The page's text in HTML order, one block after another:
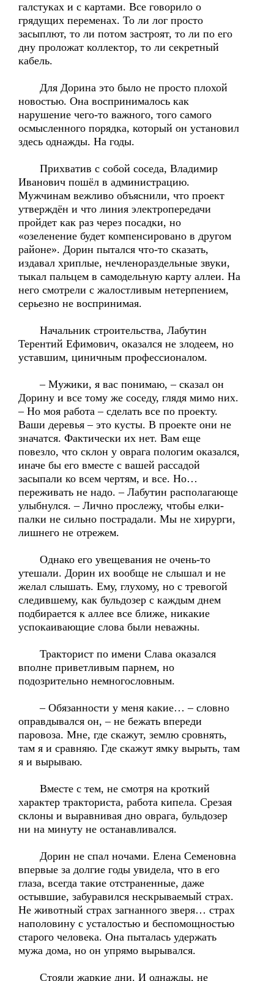
галстуках и с картами. Все говорило о
грядущих переменах. То ли лог просто
засыплют, то ли потом застроят, то ли по его
дну проложат коллектор, то ли секретный
кабель.
Для Дорина это было не просто плохой
новостью. Она воспринималось как
нарушение чего-то важного, того самого
осмысленного порядка, который он установил
здесь однажды. На годы.
Прихватив с собой соседа, Владимир
Иванович пошёл в администрацию.
Мужчинам вежливо объяснили, что проект
утверждён и что линия электропередачи
пройдет как раз через посадки, но
«озеленение будет компенсировано в другом
районе». Дорин пытался что-то сказать,
издавал хриплые, нечленораздельные звуки,
тыкал пальцем в самодельную карту аллеи. На
него смотрели с жалостливым нетерпением,
серьезно не воспринимая.
Начальник строительства, Лабутин
Терентий Ефимович, оказался не злодеем, но
уставшим, циничным профессионалом.
– Мужики, я вас понимаю, – сказал он
Дорину и все тому же соседу, глядя мимо них.
– Но моя работа – сделать все по проекту.
Ваши деревья – это кусты. В проекте они не
значатся. Фактически их нет. Вам еще
повезло, что склон у оврага пологим оказался,
иначе бы его вместе с вашей рассадой
засыпали ко всем чертям, и все. Но…
переживать не надо. – Лабутин располагающе
улыбнулся. – Лично прослежу, чтобы елки-
палки не сильно пострадали. Мы не хирурги,
лишнего не отрежем.
Однако его увещевания не очень-то
утешали. Дорин их вообще не слышал и не
желал слышать. Ему, глухому, но с тревогой
следившему, как бульдозер с каждым днем
подбирается к аллее все ближе, никакие
успокаивающие слова были неважны.
Тракторист по имени Слава оказался
вполне приветливым парнем, но
подозрительно немногословным.
– Обязанности у меня какие… – словно
оправдывался он, – не бежать впереди
паровоза. Мне, где скажут, землю сровнять,
там я и сравняю. Где скажут ямку вырыть, там
я и вырываю.
Вместе с тем, не смотря на кроткий
характер тракториста, работа кипела. Срезая
склоны и выравнивая дно оврага, бульдозер
ни на минуту не останавливался.
Дорин не спал ночами. Елена Семеновна
впервые за долгие годы увидела, что в его
глаза, всегда такие отстраненные, даже
остывшие, забуравился нескрываемый страх.
Не животный страх загнанного зверя… страх
наполовину с усталостью и беспомощностью
старого человека. Она пыталась удержать
мужа дома, но он упрямо вырывался.
Стояли жаркие дни. И однажды, не